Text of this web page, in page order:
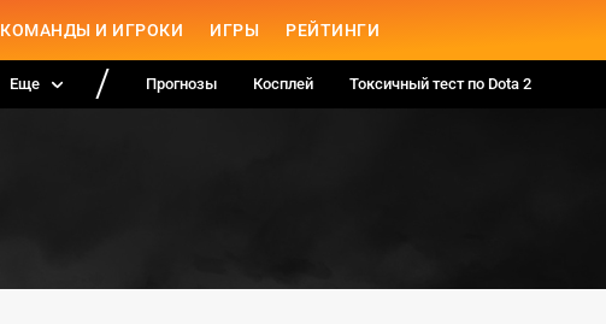
КОМАНДЫ И ИГРОКИ ИГРЫ РЕЙТИНГИ
Еще Прогнозы Косплей Токсичный тест по Dota 2